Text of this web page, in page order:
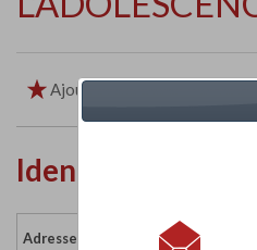
Ajouter aux favoris
Identité de
Adresse :